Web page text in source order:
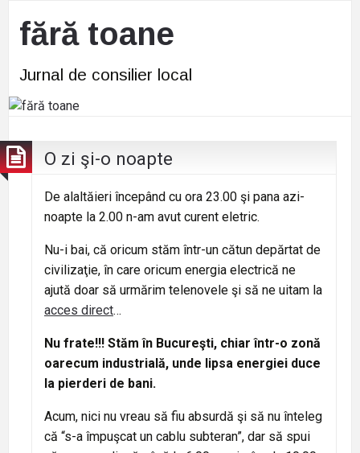
fără toane
Jurnal de consilier local
O zi şi-o noapte
De alaltăieri începând cu ora 23.00 şi pana azi-
noapte la 2.00 n-am avut curent eletric.
Nu-i bai, că oricum stăm într-un cătun depărtat de
civilizaţie, în care oricum energia electrică ne
ajută doar să urmărim telenovele şi să ne uitam la
acces direct…
Nu frate!!! Stăm în Bucureşti, chiar într-o zonă
oarecum industrială, unde lipsa energiei duce
la pierderi de bani.
Acum, nici nu vreau să fiu absurdă şi să nu înteleg
că “s-a împuşcat un cablu subteran”, dar să spui